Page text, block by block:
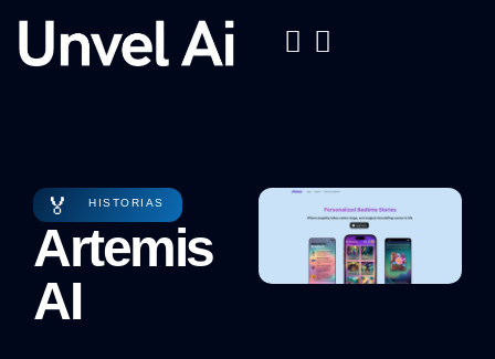
🏅 HISTORIAS
Artemis
AI